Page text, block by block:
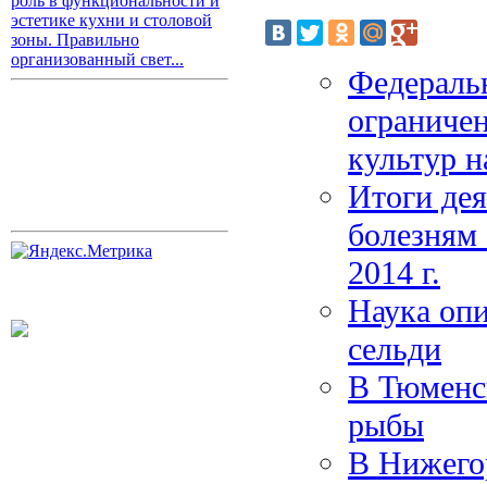
эстетике кухни и столовой
зоны. Правильно
организованный свет...
культур
Итоги
болезням
2014 г.
Наука
сельди
В
рыбы
В